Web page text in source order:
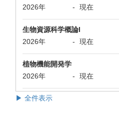
2026年
- 現在
生物資源科学概論I
2026年
- 現在
植物機能開発学
2026年
- 現在
▶ 全件表示